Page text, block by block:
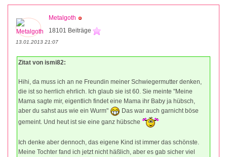
Metalgoth
18101 Beiträge
13.01.2013 21:07
Zitat von ismi82:
Hihi, da muss ich an ne Freundin meiner Schwiegermutter denken,
die ist so herrlich ehrlich. Ich glaub sie ist 60. Sie meinte "Meine
Mama sagte mir, eigentlich findet eine Mama ihr Baby ja hübsch,
aber du sahst aus wie ein Wurm"
Das war auch garnicht böse
gemeint. Und heut ist sie eine ganz hübsche
Ich denke aber dennoch, das eigene Kind ist immer das schönste.
Meine Tochter fand ich jetzt nicht häßlich, aber es gab sicher viel